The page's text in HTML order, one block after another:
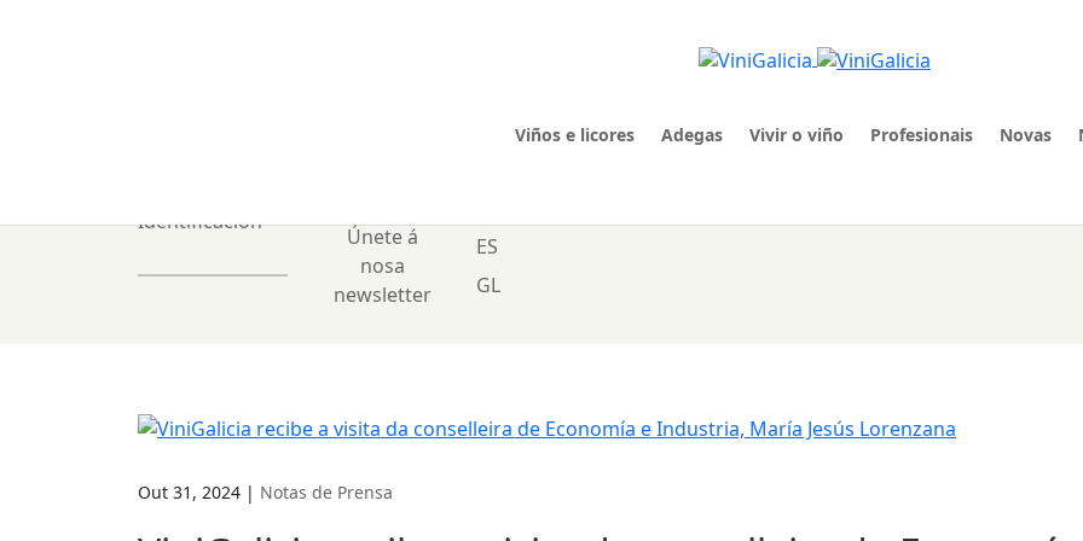
Identificación
Únete á
nosa
newsletter
ES
GL
Viños e licores Adegas Vivir o viño Profesionais Novas
Out 31, 2024 | Notas de Prensa